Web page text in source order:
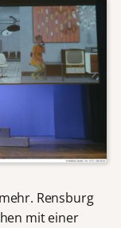
Rensburg
mit einer